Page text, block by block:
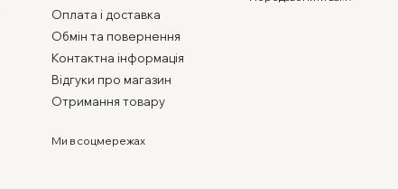
Оплата і доставка
Обмін та повернення
Контактна інформація
Відгуки про магазин
Отримання товару
Ми в соцмережах